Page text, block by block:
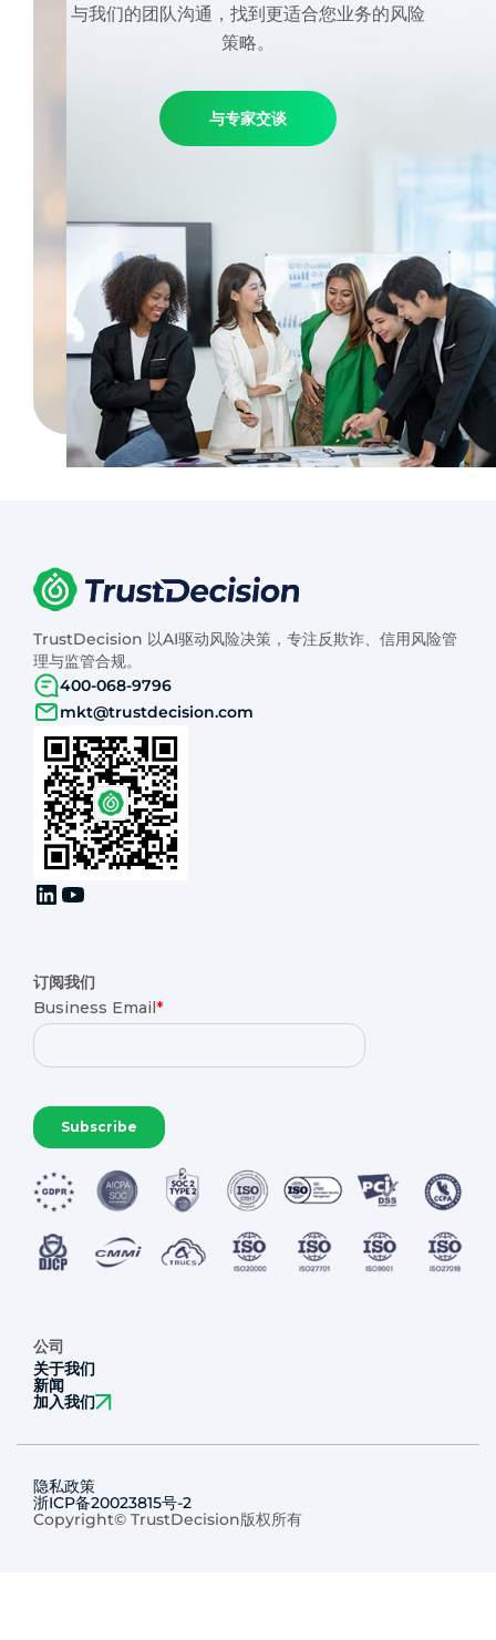
与我们的团队沟通，找到更适合您业务的风险
策略。
与专家交谈
TrustDecision 以AI驱动风险决策，专注反欺诈、信用风险管
理与监管合规。
400-068-9796
mkt@trustdecision.com
订阅我们
公司
关于我们
新闻
加入我们
隐私政策
浙ICP备20023815号-2
Copyright© TrustDecision版权所有